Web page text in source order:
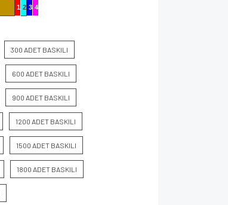
1 2 3 4
300 ADET BASKILI
600 ADET BASKILI
900 ADET BASKILI
1200 ADET BASKILI
1500 ADET BASKILI
1800 ADET BASKILI